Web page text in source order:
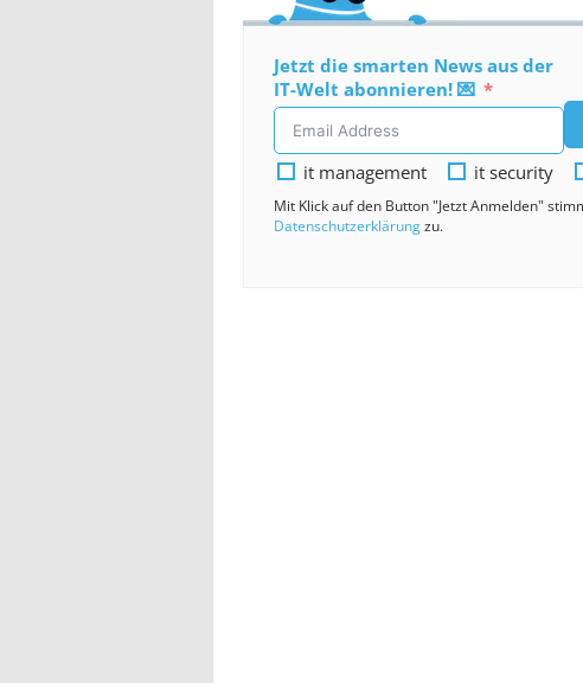
Jetzt die smarten News aus der
IT-Welt abonnieren! 💌
it management
it security
Mit Klick auf den Button "Jetzt Anmelden"
Datenschutzerklärungzu.